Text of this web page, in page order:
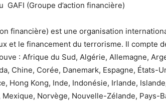
(Groupe d’action financière)
financière) est une organisation
et le financement du terrorisme. Il compte
: Afrique du Sud, Algérie, Allemagne,
Chine, Corée, Danemark, Espagne, États-
Hong Kong, Inde, Indonésie, Irlande,
Norvège, Nouvelle-Zélande, Pays-